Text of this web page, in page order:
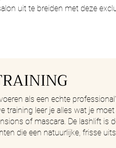
uit te breiden met deze
als een echte
training leer je alles wat je
of mascara. De lashlift is
die een natuurlijke, frisse